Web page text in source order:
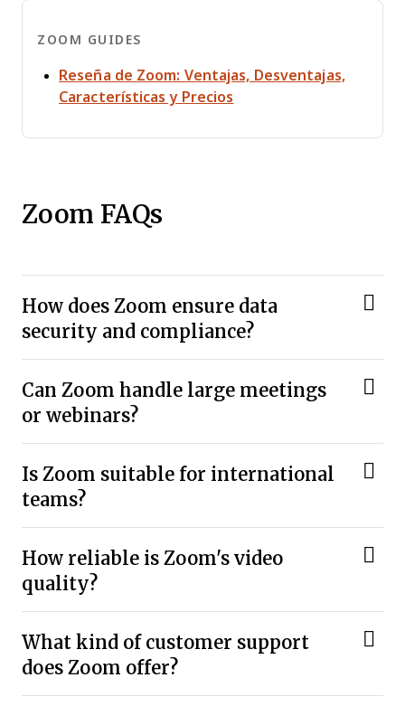
ZOOM GUIDES
Reseña de Zoom: Ventajas, Desventajas,
Características y Precios
Zoom FAQs
How does Zoom ensure data
security and compliance?
Can Zoom handle large meetings
or webinars?
Is Zoom suitable for international
teams?
How reliable is Zoom's video
quality?
What kind of customer support
does Zoom offer?